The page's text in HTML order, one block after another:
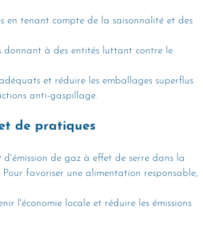
en tenant compte de la saisonnalité et des
donnant à des entités luttant contre le
et réduire les emballages superflus.
anti-gaspillage.
de pratiques
d'émission de gaz à effet de serre dans la
favoriser une alimentation responsable,
l'économie locale et réduire les émissions